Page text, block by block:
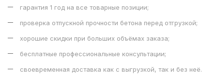
гарантия 1 год на все товарные позиции;
проверка отпускной прочности бетона перед отгрузкой;
хорошие скидки при больших объёмах заказа;
бесплатные профессиональные консультации;
своевременная доставка как с выгрузкой, так и без неё.